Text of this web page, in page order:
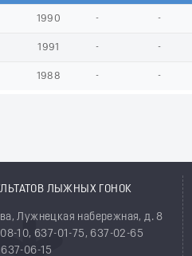
1990 - -
1991 - -
1988 - -
ЛЫЖНЫХ ГОНОК
Лужнецкая набережная, д. 8
10, 637-01-75, 637-02-65
06-15